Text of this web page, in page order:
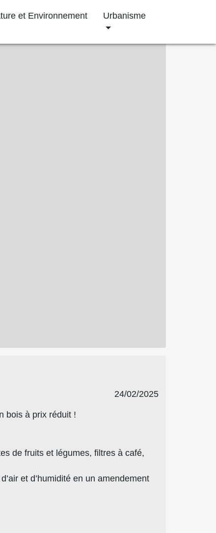
et Environnement Urbanisme
24/02/2025
bois à prix réduit !
de fruits et légumes, filtres à café,
et d’humidité en un amendement